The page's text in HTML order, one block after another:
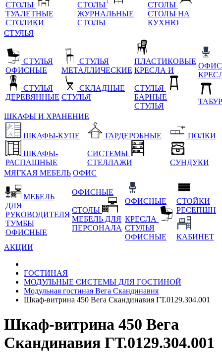
СТОЛЫ
ТУАЛЕТНЫЕ
СТОЛИКИ
СТОЛЫ
ЖУРНАЛЬНЫЕ
СТОЛЫ
СТОЛЫ
СТОЛЫ НА
КУХНЮ
СТУЛЬЯ
СТУЛЬЯ
ОФИСНЫЕ
СТУЛЬЯ
ДЕРЕВЯННЫЕ
СТУЛЬЯ
МЕТАЛЛИЧЕСКИЕ
СКЛАДНЫЕ
СТУЛЬЯ
ПЛАСТИКОВЫЕ
КРЕСЛА И
СТУЛЬЯ
БАРНЫЕ
СТУЛЬЯ
ШКАФЫ И ХРАНЕНИЕ
ШКАФЫ-КУПЕ
ШКАФЫ-
РАСПАШНЫЕ
ГАРДЕРОБНЫЕ
СИСТЕМЫ
СТЕЛЛАЖИ
ПОЛКИ
СУНДУКИ
МЯГКАЯ МЕБЕЛЬ ОФИС
МЕБЕЛЬ
ДЛЯ
РУКОВОДИТЕЛЯ
ТУМБЫ
ОФИСНЫЕ
ОФИСНЫЕ
СТОЛЫ
МЕБЕЛЬ ДЛЯ
ПЕРСОНАЛА
ОФИСНЫЕ
КРЕСЛА
СТУЛЬЯ
ОФИСНЫЕ
СТОЙКИ
РЕСЕПШН
КАБИНЕТ
АКЦИИ
ГОСТИНАЯ
МОДУЛЬНЫЕ СИСТЕМЫ ДЛЯ ГОСТИНОЙ
Модульная гостиная Вега Скандинавия
Шкаф-витрина 450 Вега Скандинавия ГТ.0129.304.001
Шкаф-витрина 450 Вега
Скандинавия ГТ.0129.304.001